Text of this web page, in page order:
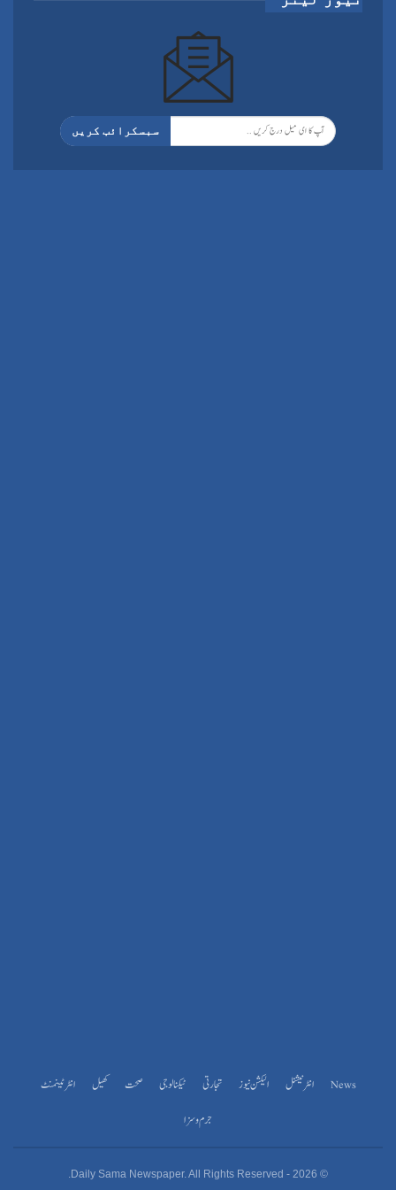
سبسکرائب کریں
News انٹرنیشنل الیکشن نیوز تجارتی ٹیکنالوجی صحت کھیل
انٹرٹینمنٹ
جرم و سزا
© 2026 - Daily Sama Newspaper. All Rights Reserved.